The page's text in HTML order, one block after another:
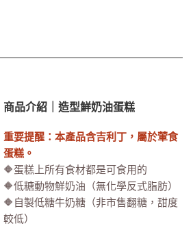
商品介紹｜造型鮮奶油蛋糕
重要提醒：本產品含吉利丁，屬於葷食
蛋糕。
🔶蛋糕上所有食材都是可食用的
🔶低糖動物鮮奶油（無化學反式脂肪）
🔶自製低糖牛奶糖（非市售翻糖，甜度
較低）